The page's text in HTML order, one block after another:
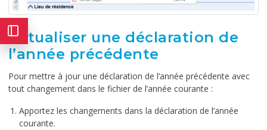
Actualiser une déclaration de
l’année précédente
Pour mettre à jour une déclaration de l’année précédente avec
tout changement dans le fichier de l’année courante :
Apportez les changements dans la déclaration de l’année
courante.